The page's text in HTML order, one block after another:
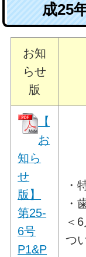
成25
お知
らせ
版
【
お
知ら
せ
版】
第25-
6号
P1&P
・
・
＜
つ